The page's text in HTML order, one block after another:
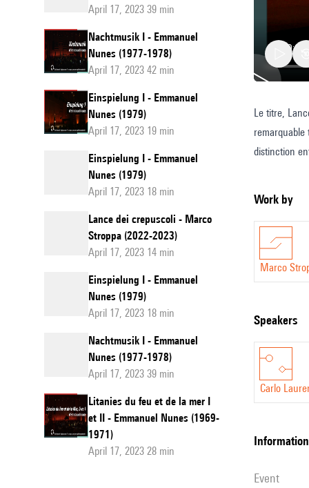
April 17, 2023 39 min
Nachtmusik I - Emmanuel
Nunes (1977-1978)
April 17, 2023 42 min
Einspielung I - Emmanuel
Nunes (1979)
April 17, 2023 19 min
Einspielung I - Emmanuel
Nunes (1979)
April 17, 2023 18 min
Lance dei crepuscoli - Marco
Stroppa (2022-2023)
April 17, 2023 14 min
Einspielung I - Emmanuel
Nunes (1979)
April 17, 2023 18 min
Nachtmusik I - Emmanuel
Nunes (1977-1978)
April 17, 2023 39 min
Litanies du feu et de la mer I
et II - Emmanuel Nunes (1969-
1971)
April 17, 2023 28 min
Lance
dei
Le titre,
remarquable
distinction
sociale me
D’un point
Paris,
visions du
discrètement
tel aspect de
attaque un
d’une
l’œuvre,
moins
Je tiens à
Work by
Marco
speakers
Carlo
information
event